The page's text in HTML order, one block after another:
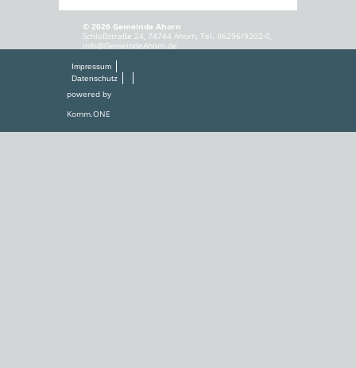
© 2026 Gemeinde Ahorn
Schloßstraße 24, 74744 Ahorn, Tel. 06296/9202-0,
info@GemeindeAhorn.de
Impressum
Datenschutz
powered by
Komm.ONE